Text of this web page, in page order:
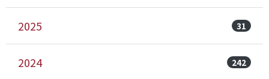
2025 31
2024 242